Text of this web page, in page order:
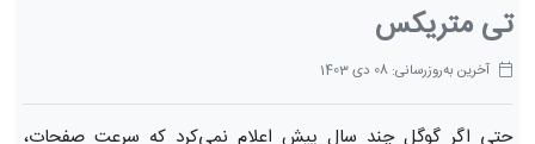
تی متریکس
آخرین به‌روزرسانی: 08 دی 1403
حتی اگر گوگل چند سال پیش اعلام نمی‌کرد که سرعت صفحات،